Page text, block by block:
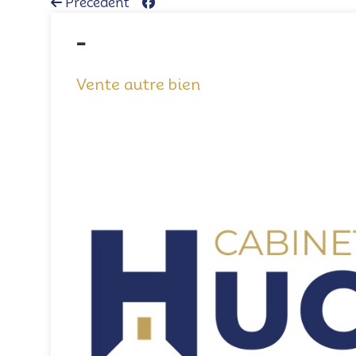
-
Vente autre bien